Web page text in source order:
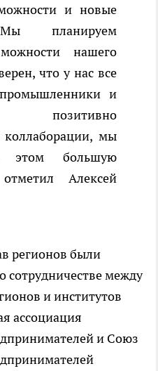
и новые
планируем
нашего
что у нас все
и
позитивно
коллаборации, мы
большую
Алексей
регионов были
сотрудничестве между
и институтов
ассоциация
и Союз